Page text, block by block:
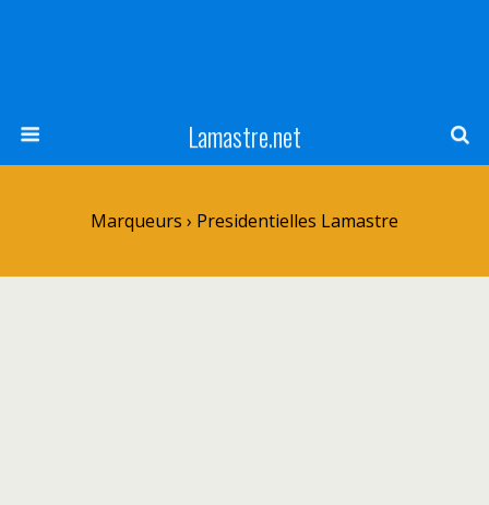
Lamastre.net
Marqueurs › Presidentielles Lamastre